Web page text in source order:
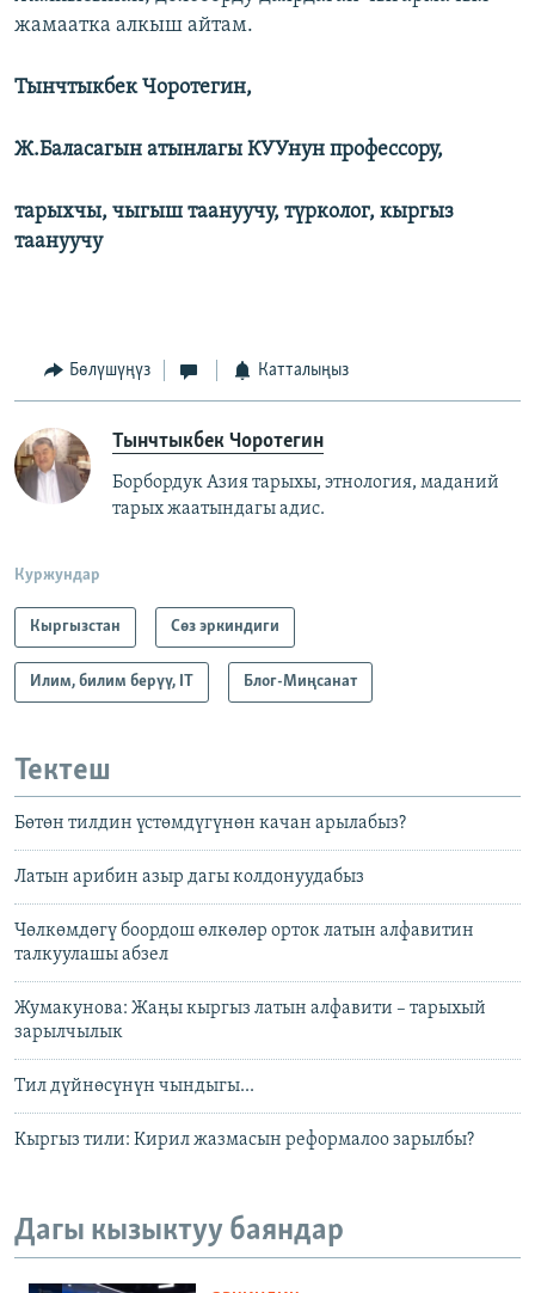
жамаатка алкыш айтам.
Тынчтыкбек Чоротегин,
Ж.Баласагын атынлагы КУУнун профессору,
тарыхчы, чыгыш таануучу, түрколог, кыргыз
таануучу
Бөлүшүңүз Катталыңыз
Тынчтыкбек Чоротегин
Борбордук Азия тарыхы, этнология, маданий
тарых жаатындагы адис.
Куржундар
Кыргызстан Сөз эркиндиги
Илим, билим берүү, IT Блог-Миңсанат
Тектеш
Бөтөн тилдин үстөмдүгүнөн качан арылабыз?
Латын арибин азыр дагы колдонуудабыз
Чөлкөмдөгү боордош өлкөлөр орток латын алфавитин
талкуулашы абзел
Жумакунова: Жаңы кыргыз латын алфавити – тарыхый
зарылчылык
Тил дүйнөсүнүн чындыгы...
Кыргыз тили: Кирил жазмасын реформалоо зарылбы?
Дагы кызыктуу баяндар